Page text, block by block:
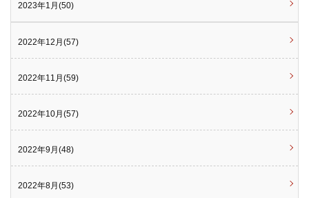
2023年1月(50)
2022年12月(57)
2022年11月(59)
2022年10月(57)
2022年9月(48)
2022年8月(53)